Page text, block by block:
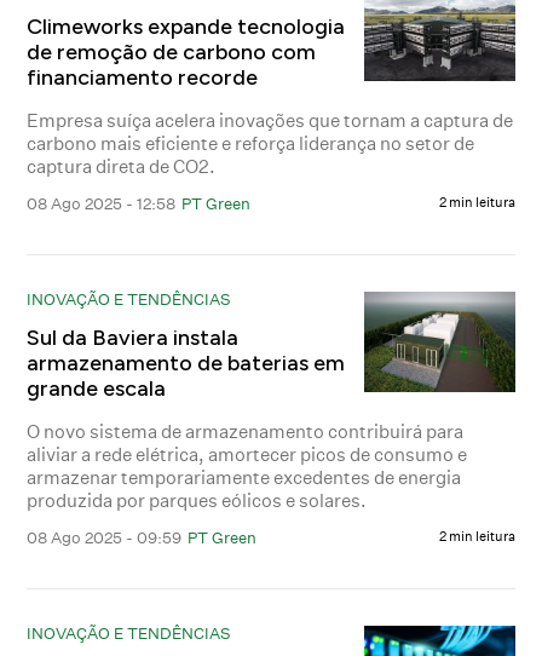
Climeworks expande tecnologia
de remoção de carbono com
financiamento recorde
Empresa suíça acelera inovações que tornam a captura de
carbono mais eficiente e reforça liderança no setor de
captura direta de CO2.
08 Ago 2025 - 12:58 PT Green 2 min leitura
INOVAÇÃO E TENDÊNCIAS
Sul da Baviera instala
armazenamento de baterias em
grande escala
O novo sistema de armazenamento contribuirá para
aliviar a rede elétrica, amortecer picos de consumo e
armazenar temporariamente excedentes de energia
produzida por parques eólicos e solares.
08 Ago 2025 - 09:59 PT Green 2 min leitura
INOVAÇÃO E TENDÊNCIAS